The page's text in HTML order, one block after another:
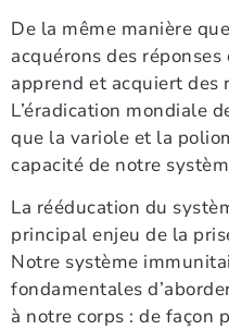
De la même manière
acquérons des
apprend et acquiert des
L’éradication mondiale
que la variole et la
capacité de notre
La rééducation du
principal enjeu de la
Notre système
fondamentales
à notre corps : de façon